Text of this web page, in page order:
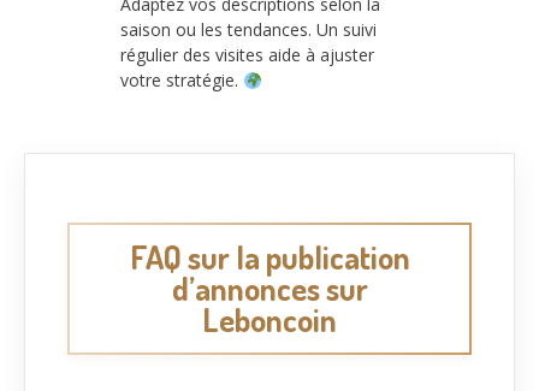
Adaptez vos descriptions selon la
saison ou les tendances. Un suivi
régulier des visites aide à ajuster
votre stratégie.
FAQ sur la publication
d’annonces sur
Leboncoin